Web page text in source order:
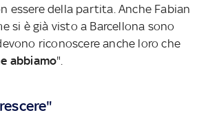
essere della partita. Anche Fabian
si è già visto a Barcellona sono
riconoscere anche loro che
abbiamo".